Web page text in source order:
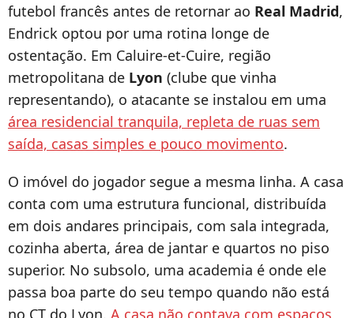
futebol francês antes de retornar ao Real Madrid,
Endrick optou por uma rotina longe de
ostentação. Em Caluire-et-Cuire, região
metropolitana de Lyon (clube que vinha
representando), o atacante se instalou em uma
área residencial tranquila, repleta de ruas sem
saída, casas simples e pouco movimento.
O imóvel do jogador segue a mesma linha. A casa
conta com uma estrutura funcional, distribuída
em dois andares principais, com sala integrada,
cozinha aberta, área de jantar e quartos no piso
superior. No subsolo, uma academia é onde ele
passa boa parte do seu tempo quando não está
no CT do Lyon. A casa não contava com espaços